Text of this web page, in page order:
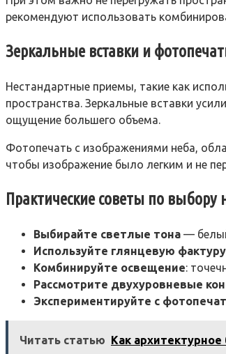
рекомендуют использовать
Зеркальные вставки и
Нестандартные приемы, такие как
пространства. Зеркальные вставки
ощущение большего объема.
Фотопечать с изображениями неба,
чтобы изображение было легким и не
Практические советы по выбору
Выбирайте светлые тона —
Используйте глянцевую фактуру
Комбинируйте освещение:
Рассмотрите двухуровневые
Экспериментируйте с
Читать статью Как